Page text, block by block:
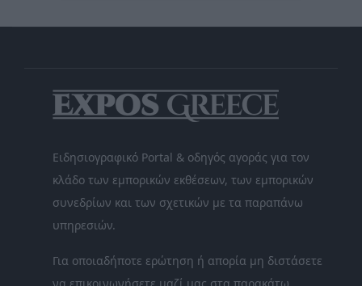
Ειδησιογραφικό Portal & οδηγός αγοράς για τον
κλάδο των εμπορικών εκθέσεων, των εμπορικών
συνεδρίων και των σχετικών με τα παραπάνω
υπηρεσιών.
Για οποιαδήποτε ερώτηση ή απορία μη διστάσετε
να επικοινωνήσετε μαζί μας στα παρακάτω